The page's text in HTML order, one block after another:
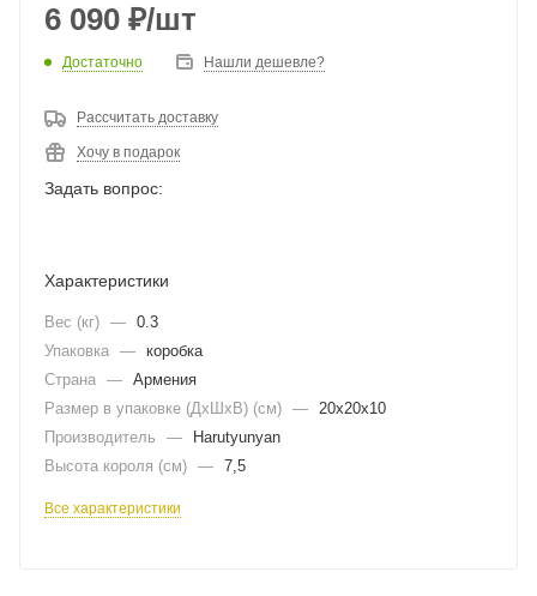
6 090 ₽/шт
Достаточно Нашли дешевле?
Рассчитать доставку
Хочу в подарок
Задать вопрос:
Характеристики
Вес (кг) — 0.3
Упаковка — коробка
Страна — Армения
Размер в упаковке (ДхШxВ) (см) — 20х20х10
Производитель
—
Harutyunyan
Высота короля (см) — 7,5
Все характеристики